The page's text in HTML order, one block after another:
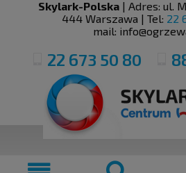
Skylark-Polska | Adres: ul.
444 Warszawa | Tel: 22
mail:
22 673 50 80